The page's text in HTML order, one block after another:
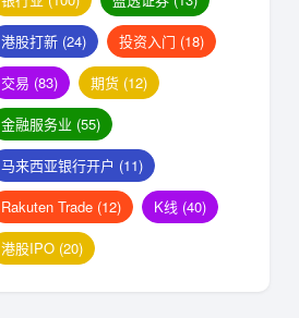
港股打新 (24) 投资入门 (18)
交易 (83) 期货 (12)
金融服务业 (55)
马来西亚银行开户 (11)
Rakuten Trade (12) K线 (40)
港股IPO (20)